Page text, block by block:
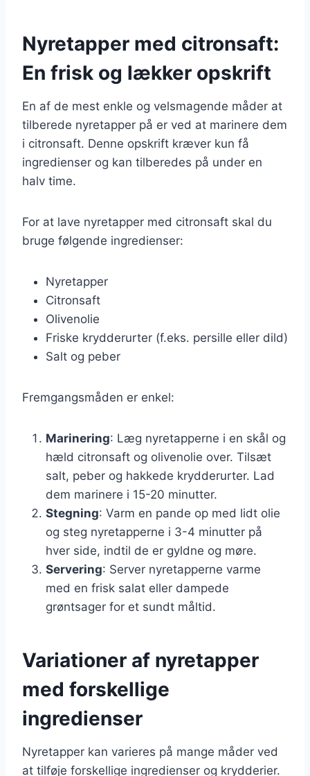
Nyretapper med citronsaft:
En frisk og lækker opskrift
En af de mest enkle og velsmagende måder at
tilberede nyretapper på er ved at marinere dem
i citronsaft. Denne opskrift kræver kun få
ingredienser og kan tilberedes på under en
halv time.
For at lave nyretapper med citronsaft skal du
bruge følgende ingredienser:
Nyretapper
Citronsaft
Olivenolie
Friske krydderurter (f.eks. persille eller dild)
Salt og peber
Fremgangsmåden er enkel:
Marinering: Læg nyretapperne i en skål og
hæld citronsaft og olivenolie over. Tilsæt
salt, peber og hakkede krydderurter. Lad
dem marinere i 15-20 minutter.
Stegning: Varm en pande op med lidt olie
og steg nyretapperne i 3-4 minutter på
hver side, indtil de er gyldne og møre.
Servering: Server nyretapperne varme
med en frisk salat eller dampede
grøntsager for et sundt måltid.
Variationer af nyretapper
med forskellige
ingredienser
Nyretapper kan varieres på mange måder ved
at tilføje forskellige ingredienser og krydderier.